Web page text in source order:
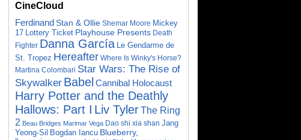
CineCloud
Ferdinand Stan & Ollie Shemar Moore Mickey
17 Lottery Ticket Playhouse Presents Death
Fighter Danna García Le Gendarme de
St. Tropez Hereafter Where Is Winky's Horse?
Martina Colombari Star Wars: The Rise of
Skywalker Babel Cannibal Holocaust
Harry Potter and the Deathly
Hallows: Part I Liv TylerThe Ring
2 Beau Bridges Marimar Vega Dao shi xia shan Jang
Yeong-Sil
Bogdan Iancu Blueberry,